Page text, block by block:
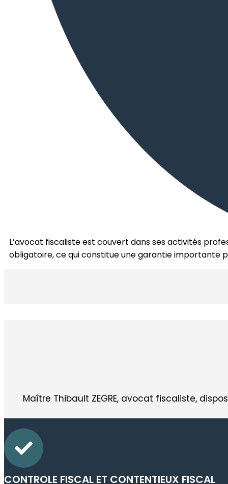
L’avocat fiscaliste est couvert dans ses activités
obligatoire, ce qui constitue une garantie importante
Maître Thibault ZEGRE, avocat fiscaliste,
CONTROLE FISCAL ET CONTENTIEUX FISCAL